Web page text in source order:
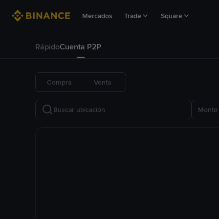
Mercados Trade Square
RápidoCuenta P2P
Compra Venta